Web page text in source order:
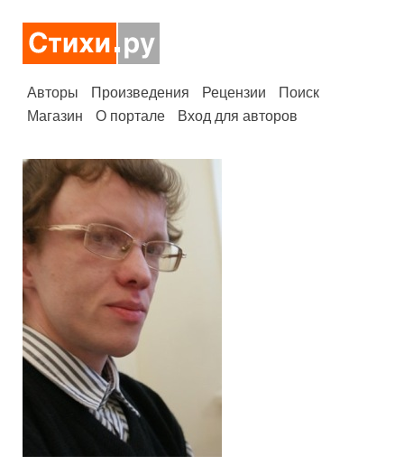
Авторы Произведения Рецензии
Поиск
Магазин
О портале Вход для авторов